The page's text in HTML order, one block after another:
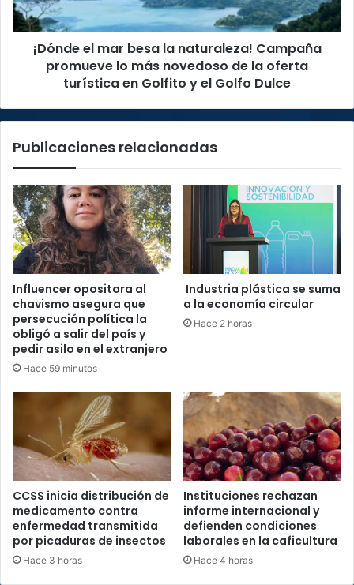
promueve
lo
novedoso
oferta
en
el
Golfo
Dulce
¡Dónde el mar besa la naturaleza! Campaña
promueve lo más novedoso de la oferta
turística en Golfito y el Golfo Dulce
Publicaciones relacionadas
Influencer opositora al
chavismo asegura que
persecución política la
obligó a salir del país y
pedir asilo en el extranjero
Hace 59 minutos
Industria plástica se suma
a la economía circular
Hace 2 horas
CCSS inicia distribución de
medicamento contra
enfermedad transmitida
por picaduras de insectos
Hace 3 horas
Instituciones rechazan
informe internacional y
defienden condiciones
laborales en la caficultura
Hace 4 horas